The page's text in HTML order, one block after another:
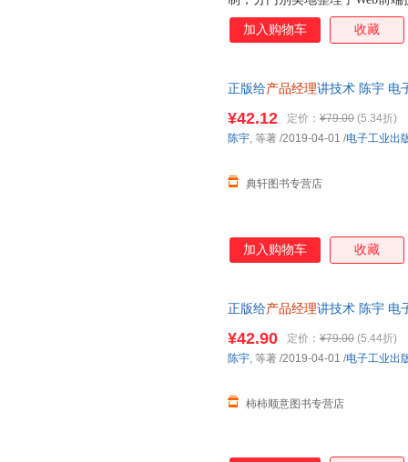
章节，基本涵盖了当前互联网
好地理解技术的精髓，几乎每
的工作会有一定帮助。 希望本
加入购物车 收藏
正版给产品经理讲技术 陈宇 电
¥42.12 定价： ¥79.00 (5.34折)
典轩图书专营店
陈宇, 等著 /2019-04-01 /电子工业出
加入购物车 收藏
正版给产品经理讲技术 陈宇 电
¥42.90 定价： ¥79.00 (5.44折)
柿柿顺意图书专营店
陈宇, 等著 /2019-04-01 /电子工业出